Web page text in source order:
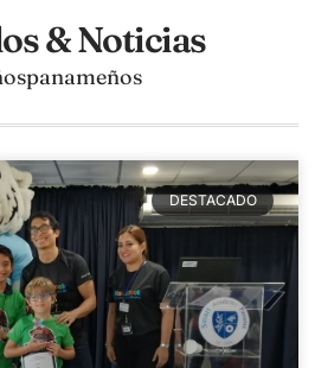
& Noticias
DESTACADO